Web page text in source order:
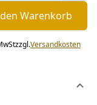
Warenkorb
zzgl.Versandkosten